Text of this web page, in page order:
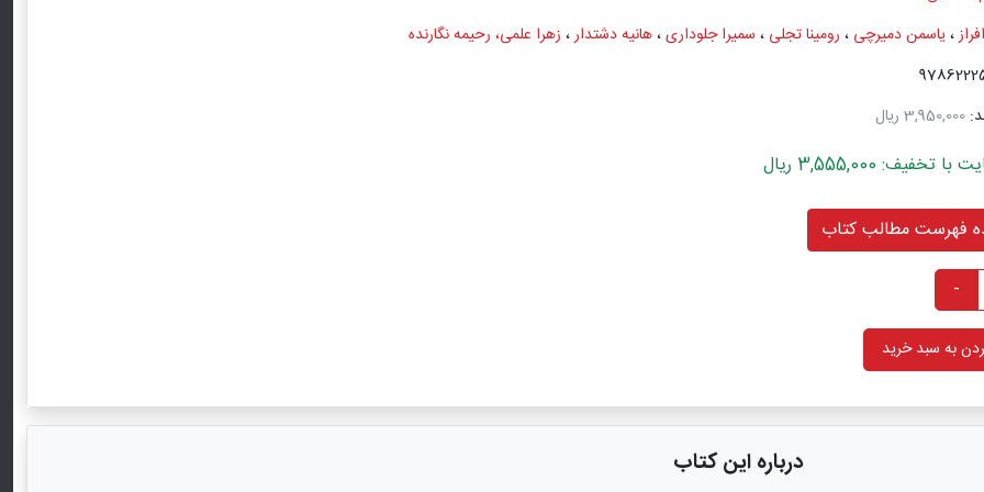
،یاسمن دمیرچی ، رومینا تجلی ، سمیرا جلوداری،هانیه دشتدار، زهرا علمی، رحیمه نگارنده
3,950,000 ریال
3,555,000 ریال
فهرست مطالب کتاب
-
به سبد خرید
درباره این کتاب